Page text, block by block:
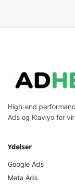
High-end
Ads og Klaviyo for
Ydelser
Google Ads
Meta Ads